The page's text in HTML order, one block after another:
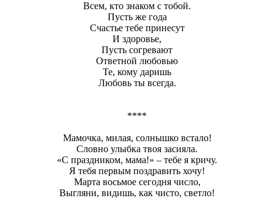
Всем, кто знаком с тобой.
Пусть же года
Счастье тебе принесут
И здоровье,
Пусть согревают
Ответной любовью
Те, кому даришь
Любовь ты всегда.
****
Мамочка, милая, солнышко встало!
Словно улыбка твоя засияла.
«С праздником, мама!» – тебе я кричу.
Я тебя первым поздравить хочу!
Марта восьмое сегодня число,
Выгляни, видишь, как чисто, светло!